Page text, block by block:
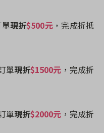
單現折$500元，完成折抵
單現折$1500元 ，完成折
單現折$2000元 ，完成折